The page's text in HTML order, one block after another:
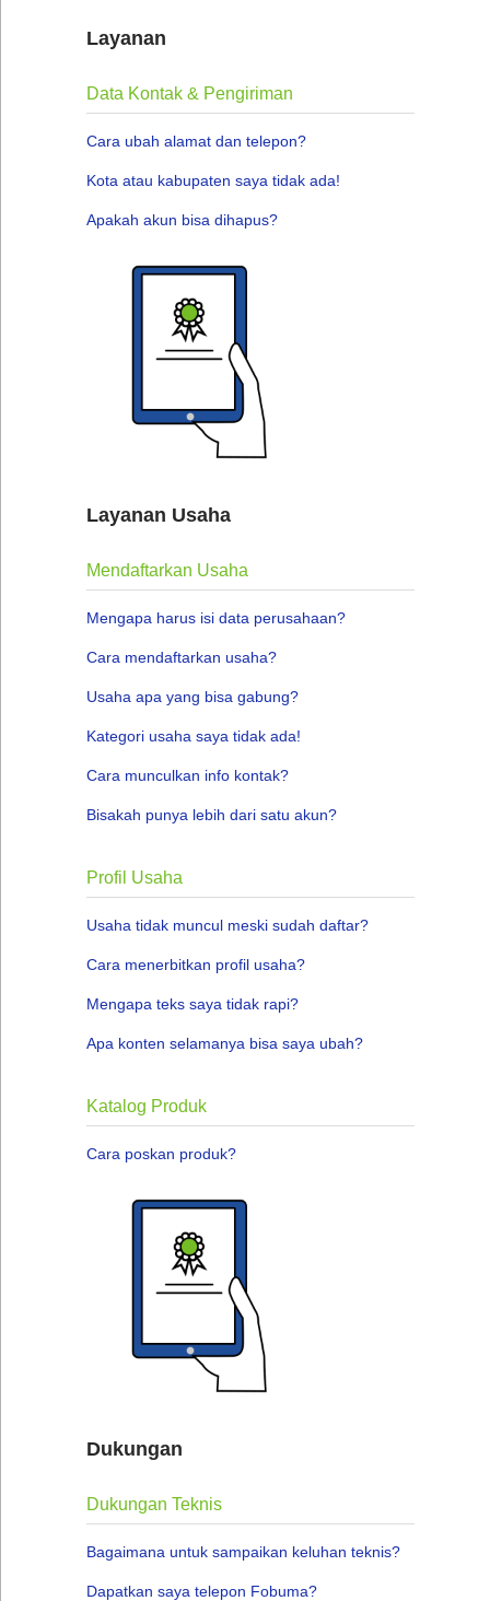
Layanan
Data Kontak & Pengiriman
Cara ubah alamat dan telepon?
Kota atau kabupaten saya tidak ada!
Apakah akun bisa dihapus?
Layanan Usaha
Mendaftarkan Usaha
Mengapa harus isi data perusahaan?
Cara mendaftarkan usaha?
Usaha apa yang bisa gabung?
Kategori usaha saya tidak ada!
Cara munculkan info kontak?
Bisakah punya lebih dari satu akun?
Profil Usaha
Usaha tidak muncul meski sudah daftar?
Cara menerbitkan profil usaha?
Mengapa teks saya tidak rapi?
Apa konten selamanya bisa saya ubah?
Katalog Produk
Cara poskan produk?
Dukungan
Dukungan Teknis
Bagaimana untuk sampaikan keluhan teknis?
Dapatkan saya telepon Fobuma?